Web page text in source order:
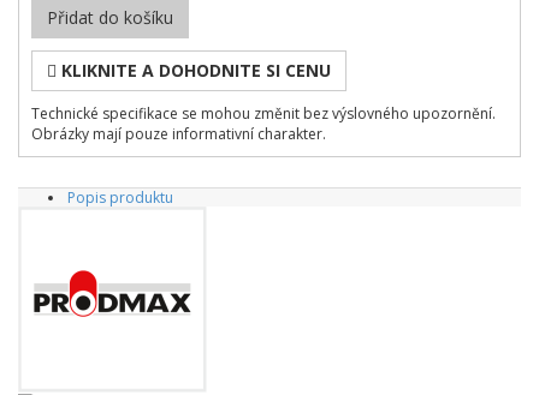
Přidat do košíku
KLIKNITE A DOHODNITE SI CENU
Technické specifikace se mohou změnit bez výslovného upozornění.
Obrázky mají pouze informativní charakter.
Popis produktu